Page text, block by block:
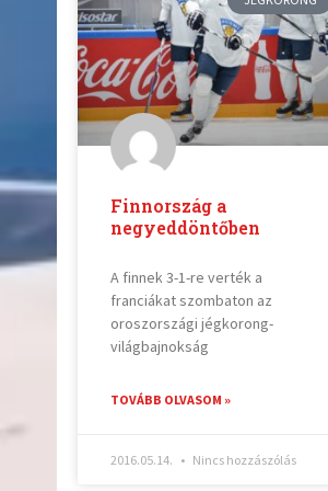
Finnország a
negyeddöntőben
A finnek 3-1-re verték a
franciákat szombaton az
oroszországi jégkorong-
világbajnokság
TOVÁBB OLVASOM »
2016.05.14. Nincs hozzászólás